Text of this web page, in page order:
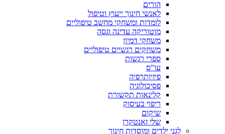
הורים
לאנשי חינוך ייעוץ וטיפול
לומדות ומשחקי מחשב טיפוליים
מוטוריקה עדינה וגסה
משחקי דמיון
משחקים רגשיים טיפוליים
ספרי רגשות
עו"ס
פיזיותרפיה
פסיכולוגיה
קלינאות תקשורת
ריפוי בעיסוק
שיקום
שלי זאנטקרן
לגני ילדים ומוסדות חינוך